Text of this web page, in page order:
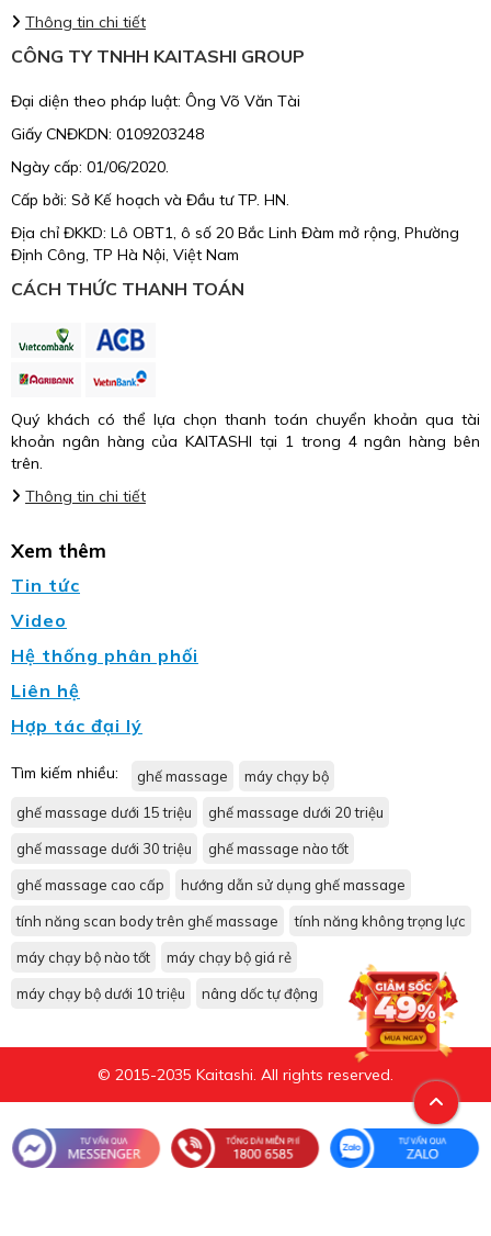
Thông tin chi tiết
CÔNG TY TNHH KAITASHI GROUP
Đại diện theo pháp luật: Ông Võ Văn Tài
Giấy CNĐKDN: 0109203248
Ngày cấp: 01/06/2020.
Cấp bởi: Sở Kế hoạch và Đầu tư TP. HN.
Địa chỉ ĐKKD: Lô OBT1, ô số 20 Bắc Linh Đàm mở rộng, Phường
Định Công, TP Hà Nội, Việt Nam
CÁCH THỨC THANH TOÁN
Quý khách có thể lựa chọn thanh toán chuyển khoản qua tài
khoản ngân hàng của KAITASHI tại 1 trong 4 ngân hàng bên
trên.
Thông tin chi tiết
Xem thêm
Tin tức
Video
Hệ thống phân phối
Liên hệ
Hợp tác đại lý
Tìm kiếm nhiều: ghế massage máy chạy bộ
ghế massage dưới 15 triệu ghế massage dưới 20 triệu
ghế massage dưới 30 triệu ghế massage nào tốt
ghế massage cao cấp hướng dẫn sử dụng ghế massage
tính năng scan body trên ghế massage tính năng không trọng lực
máy chạy bộ nào tốt máy chạy bộ giá rẻ
máy chạy bộ dưới 10 triệu nâng dốc tự động
© 2015-2035 Kaitashi. All rights reserved.